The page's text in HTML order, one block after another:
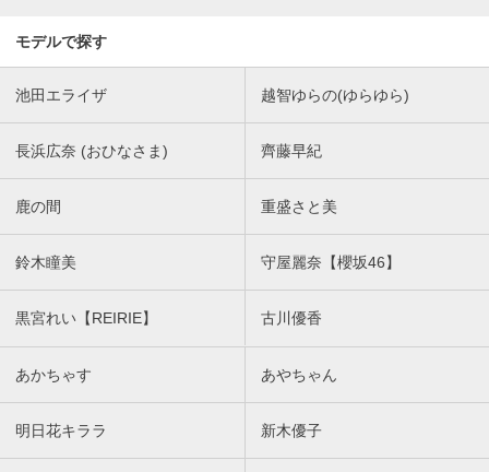
モデルで探す
池田エライザ 越智ゆらの(ゆらゆら)
長浜広奈 (おひなさま) 齊藤早紀
鹿の間 重盛さと美
鈴木瞳美 守屋麗奈【櫻坂46】
黒宮れい【REIRIE】 古川優香
あかちゃす あやちゃん
明日花キララ 新木優子